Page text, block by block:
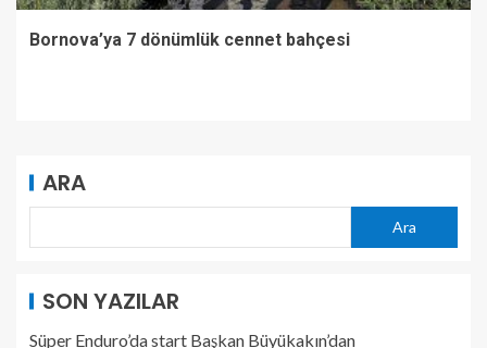
Bornova’ya 7 dönümlük cennet bahçesi
ARA
Ara
SON YAZILAR
Süper Enduro’da start Başkan Büyükakın’dan